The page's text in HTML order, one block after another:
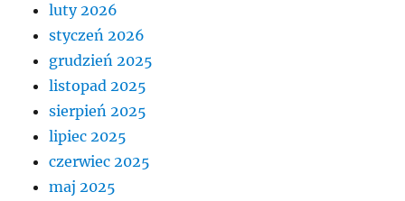
luty 2026
styczeń 2026
grudzień 2025
listopad 2025
sierpień 2025
lipiec 2025
czerwiec 2025
maj 2025